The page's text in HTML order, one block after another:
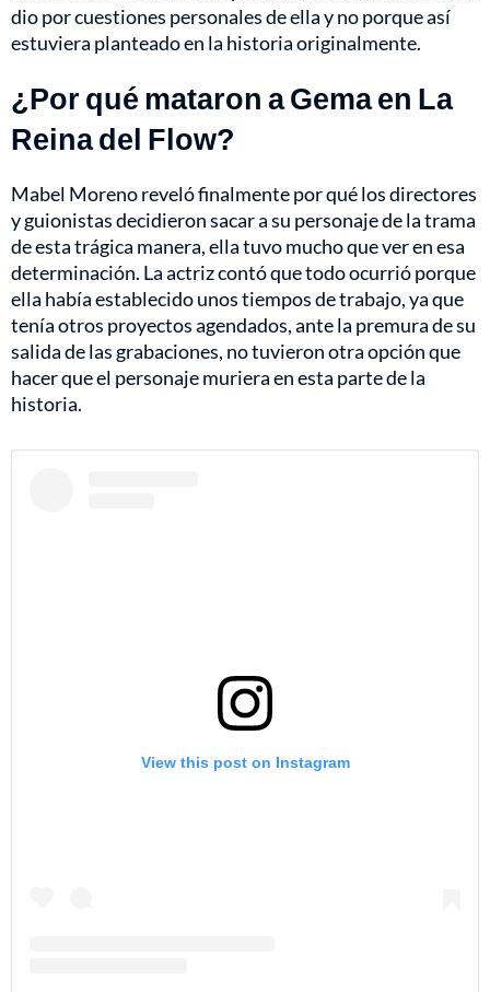
dio por cuestiones personales de ella y no porque así
estuviera planteado en la historia originalmente.
¿Por qué mataron a Gema en La
Reina del Flow?
Mabel Moreno reveló finalmente por qué los directores
y guionistas decidieron sacar a su personaje de la trama
de esta trágica manera, ella tuvo mucho que ver en esa
determinación. La actriz contó que todo ocurrió porque
ella había establecido unos tiempos de trabajo, ya que
tenía otros proyectos agendados, ante la premura de su
salida de las grabaciones, no tuvieron otra opción que
hacer que el personaje muriera en esta parte de la
historia.
View this post on Instagram